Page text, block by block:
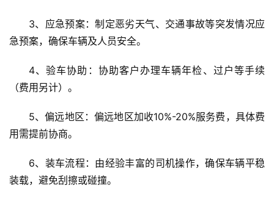
3、应急预案：制定恶劣天气、交通事故等突发情况应
急预案，确保车辆及人员安全。
4、验车协助：协助客户办理车辆年检、过户等手续
（费用另计）。
5、偏远地区：偏远地区加收10%-20%服务费，具体费
用需提前协商。
6、装车流程：由经验丰富的司机操作，确保车辆平稳
装载，避免刮擦或碰撞。